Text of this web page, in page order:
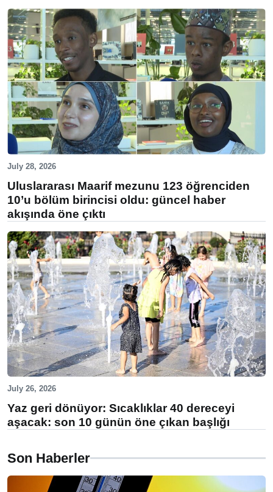
July 28, 2026
Uluslararası Maarif mezunu 123 öğrenciden
10’u bölüm birincisi oldu: güncel haber
akışında öne çıktı
July 26, 2026
Yaz geri dönüyor: Sıcaklıklar 40 dereceyi
aşacak: son 10 günün öne çıkan başlığı
Son Haberler